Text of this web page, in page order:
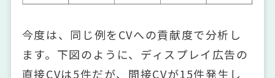
今度は、同じ例をCVへの貢献度で分析し
ます。下図のように、ディスプレイ広告の
直接CVは5件だが、間接CVが15件発生し